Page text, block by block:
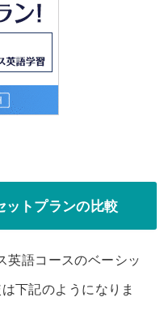
ットプランの比較
英語コースのベーシッ
下記のようになりま